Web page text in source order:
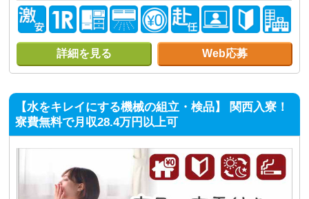
詳細を見る Web応募
【水をキレイにする機械の組立・検品】 関西入寮！
寮費無料で月収28.4万円以上可